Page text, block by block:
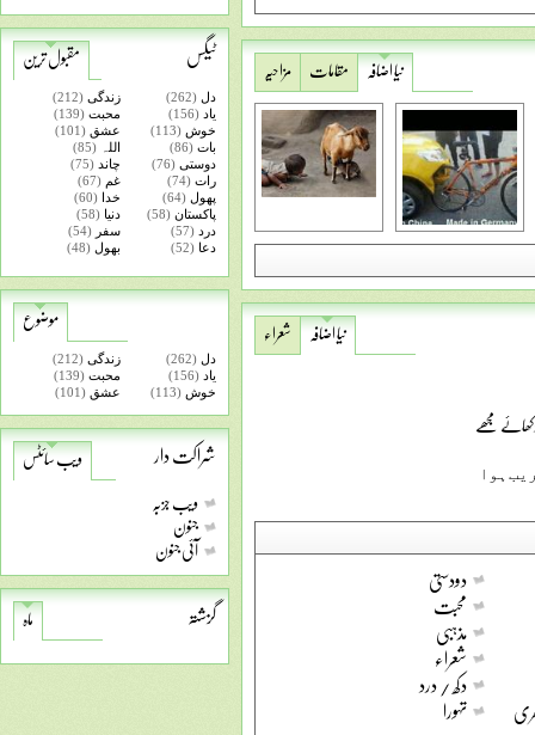
ٹیگس مقبول ترین
دل (262) زندگی (212)
یاد (156) محبت (139)
خوش (113) عشق (101)
بات (86) اللہ (85)
دوستی (76) چاند (75)
رات (74) غم (67)
پھول (64) خدا (60)
پاکستان (58) دنیا (58)
درد (57) سفر (54)
دعا (52) بھول (48)
موضوع
دل (262) زندگی (212)
یاد (156) محبت (139)
خوش (113) عشق (101)
شراکت دار
ویب سائٹس
ویب جزبہ
جنون
آئی جنون
گزشتہ ماہ
مزاحیہ مقامات نیا اضافہ
شعراء نیا اضافہ
مجھے
ﮨﻮﺍ
دودستی
محبت
مذہبی
شعراء
دکھ / درد
تہورا